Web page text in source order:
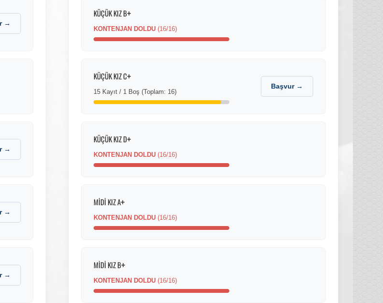
→
→
→
→
KÜÇÜK KIZ B+
KONTENJAN DOLDU (16/16)
KÜÇÜK KIZ C+
15 Kayıt / 1 Boş (Toplam: 16)
Başvur →
KÜÇÜK KIZ D+
KONTENJAN DOLDU (16/16)
MİDİ KIZ A+
KONTENJAN DOLDU (16/16)
MİDİ KIZ B+
KONTENJAN DOLDU (16/16)